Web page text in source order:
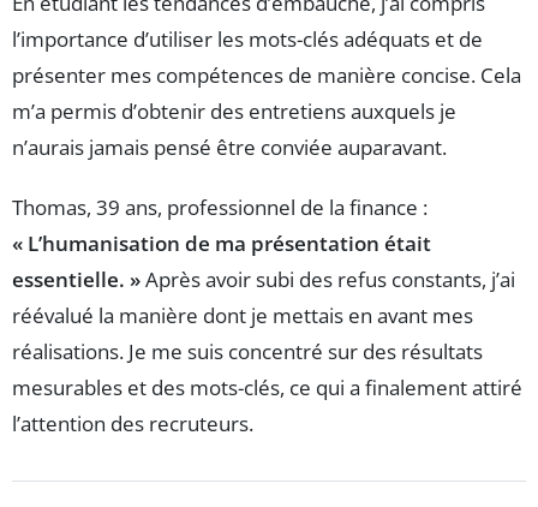
l’importance d’utiliser les mots-clés adéquats et de
présenter mes compétences de manière concise. Cela
m’a permis d’obtenir des entretiens auxquels je
n’aurais jamais pensé être conviée auparavant.
Thomas, 39 ans, professionnel de la finance :
« L’humanisation de ma présentation était
essentielle. »Après avoir subi des refus constants, j’ai
réévalué la manière dont je mettais en avant mes
réalisations. Je me suis concentré sur des résultats
mesurables et des mots-clés, ce qui a finalement attiré
l’attention des recruteurs.